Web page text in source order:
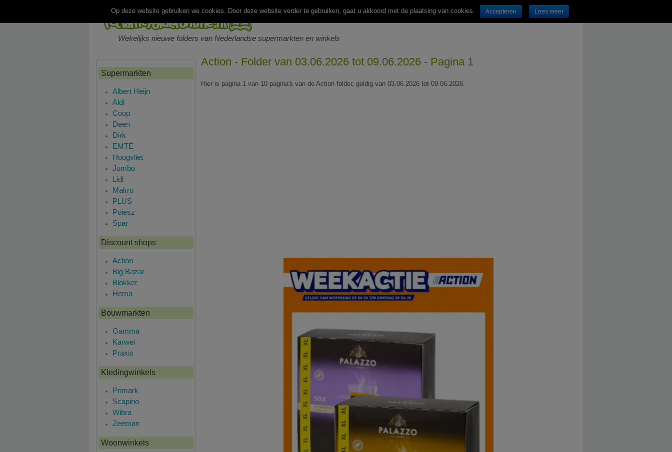
Wekelijks nieuwe folders van Nederlandse supermarkten en winkels
Action - Folder van 03.06.2026 tot 09.06.2026 - Pagina 1
Hier is pagina 1 van 10 pagina's van de Action folder, geldig van 03.06.2026 tot 09.06.2026.
Supermarkten
Albert Heijn
Aldi
Coop
Deen
Dirk
EMTÉ
Hoogvliet
Jumbo
Lidl
Makro
PLUS
Poiesz
Spar
Discount shops
Action
Big Bazar
Blokker
Hema
Bouwmarkten
Gamma
Karwei
Praxis
Kledingwinkels
Primark
Scapino
Wibra
Zeeman
Woonwinkels
Op deze website gebruiken we cookies. Door deze website verder te gebruiken, gaat u akkoord met de plaatsing van cookies. Accepteren Lees meer